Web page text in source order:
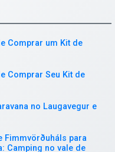
Comprar um Kit de
Comprar Seu Kit de
no Laugavegur e
Fimmvörðuháls para
Camping no vale de